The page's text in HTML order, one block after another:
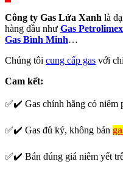
Công ty Gas Lửa Xanh là
hàng đầu như Gas Petrolimex
Gas Bình Minh…
Chúng tôi cung cấp gas với
Cam kết:
✅✔️ Gas chính hãng có niêm
✅✔️ Gas đủ ký, không bán
✅✔️ Bán đúng giá niêm yết